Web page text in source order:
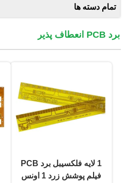
تمام دسته ها
برد PCB انعطاف پذیر
1 لایه فلکسیبل برد PCB
فیلم پوشش زرد 1 اونس